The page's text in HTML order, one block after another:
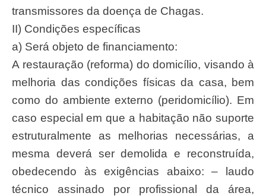
transmissores da doença de Chagas.
II) Condições específicas
a) Será objeto de financiamento:
A restauração (reforma) do domicílio, visando à
melhoria das condições físicas da casa, bem
como do ambiente externo (peridomicílio). Em
caso especial em que a habitação não suporte
estruturalmente as melhorias necessárias, a
mesma deverá ser demolida e reconstruída,
obedecendo às exigências abaixo: – laudo
técnico assinado por profissional da área,